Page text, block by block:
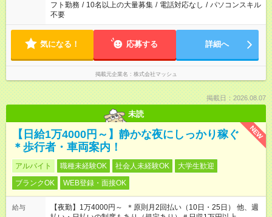
フト勤務 / 10名以上の大量募集 / 電話対応なし / パソコンスキル
不要
気になる！ 応募する 詳細へ
掲載元企業名 株式会社マッシュ
掲載日：2026.08.07
未読
NEW
【日給1万4000円～】静かな夜にしっかり稼ぐ
＊歩行者・車両案内！
アルバイト 職種未経験OK 社会人未経験OK
大学生歓迎
ブランクOK
WEB登録・面接OK
給与
【夜勤】1万4000円～ ＊原則月2回払い（10日・25日） 他、週